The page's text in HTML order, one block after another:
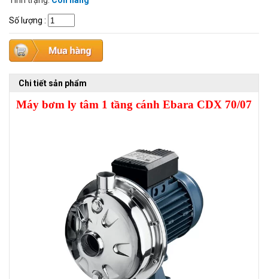
Số lượng :
Chi tiết sản phẩm
Máy bơm ly tâm 1 tầng cánh Ebara CDX 70/07